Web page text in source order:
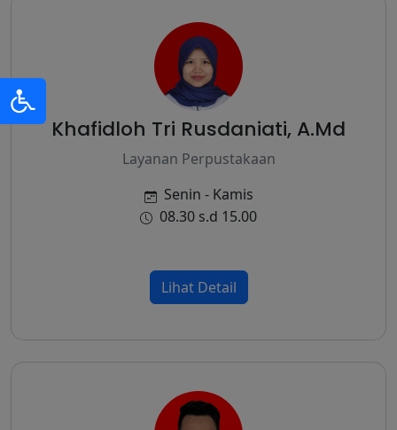
Khafidloh Tri Rusdaniati, A.Md
Layanan Perpustakaan
Senin - Kamis
08.30 s.d 15.00
Lihat Detail